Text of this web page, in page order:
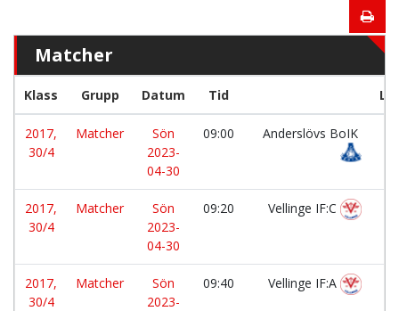
Matcher
Klass Grupp Datum Tid
2017,
30/4
Matcher
Sön
2023-
04-30
09:00 Anderslövs BoIK
2017,
30/4
Matcher
Sön
2023-
04-30
09:20 Vellinge IF:C
2017,
30/4
Matcher
Sön
2023-
09:40 Vellinge IF:A